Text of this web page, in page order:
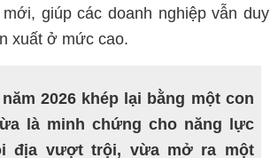
giúp các doanh nghiệp vẫn duy
xuất ở mức cao.
2026 khép lại bằng một con
là minh chứng cho năng lực
địa vượt trội, vừa mở ra một